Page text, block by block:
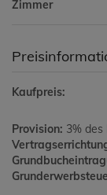
Zimmer
Kaufpreis:
Provision: 3% des